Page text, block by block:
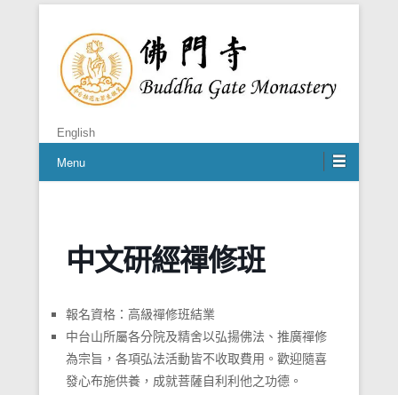
佛門寺
English
Menu
中文研經禪修班
報名資格：高級禪修班結業
中台⼭所屬各分院及精舍以弘揚佛法、推廣禪修
為宗旨，各項弘法活動皆不收取費⽤。歡迎隨喜
發⼼布施供養，成就菩薩⾃利利他之功德。